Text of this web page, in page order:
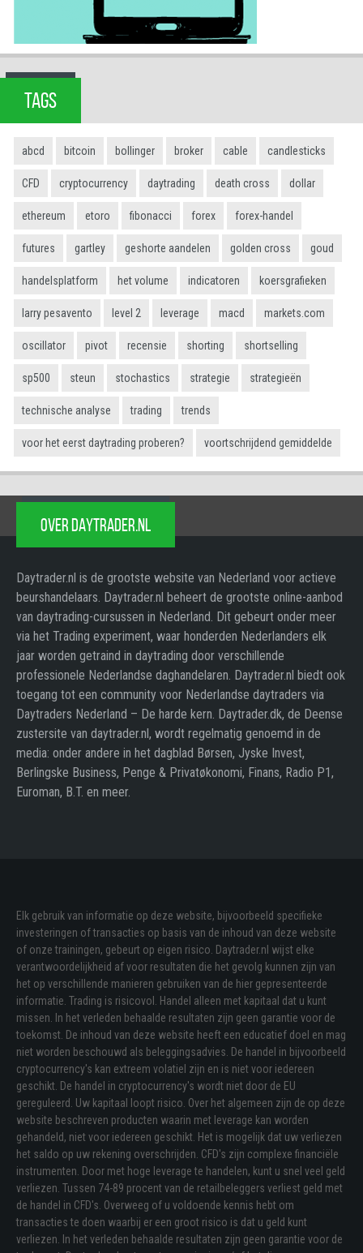
TAGS
abcd bitcoin bollinger broker cable candlesticks
CFD cryptocurrency daytrading death cross dollar
ethereum etoro fibonacci forex forex-handel
futures gartley geshorte aandelen golden cross goud
handelsplatform het volume indicatoren koersgrafieken
larry pesavento level 2 leverage macd markets.com
oscillator pivot recensie shorting shortselling
sp500 steun stochastics strategie strategieën
technische analyse trading trends
voor het eerst daytrading proberen? voortschrijdend gemiddelde
OVER DAYTRADER.NL
Daytrader.nl is de grootste website van Nederland voor actieve
beurshandelaars. Daytrader.nl beheert de grootste online-aanbod
van daytrading-cursussen in Nederland. Dit gebeurt onder meer
via het Trading experiment, waar honderden Nederlanders elk
jaar worden getraind in daytrading door verschillende
professionele Nederlandse daghandelaren. Daytrader.nl biedt ook
toegang tot een community voor Nederlandse daytraders via
Daytraders Nederland – De harde kern. Daytrader.dk, de Deense
zustersite van daytrader.nl, wordt regelmatig genoemd in de
media: onder andere in het dagblad Børsen, Jyske Invest,
Berlingske Business, Penge & Privatøkonomi, Finans, Radio P1,
Euroman, B.T. en meer.
Elk gebruik van informatie op deze website, bijvoorbeeld specifieke
investeringen of transacties op basis van de inhoud van deze website
of onze trainingen, gebeurt op eigen risico. Daytrader.nl wijst elke
verantwoordelijkheid af voor resultaten die het gevolg kunnen zijn van
het op verschillende manieren gebruiken van de hier gepresenteerde
informatie. Trading is risicovol. Handel alleen met kapitaal dat u kunt
missen. In het verleden behaalde resultaten zijn geen garantie voor de
toekomst. De inhoud van deze website heeft een educatief doel en mag
niet worden beschouwd als beleggingsadvies. De handel in bijvoorbeeld
cryptocurrency's kan extreem volatiel zijn en is niet voor iedereen
geschikt. De handel in cryptocurrency's wordt niet door de EU
gereguleerd. Uw kapitaal loopt risico. Over het algemeen zijn de op deze
website beschreven producten waarin met leverage kan worden
gehandeld, niet voor iedereen geschikt. Het is mogelijk dat uw verliezen
het saldo op uw rekening overschrijden. CFD's zijn complexe financiële
instrumenten. Door met hoge leverage te handelen, kunt u snel veel geld
verliezen. Tussen 74-89 procent van de retailbeleggers verliest geld met
de handel in CFD's. Overweeg of u voldoende kennis hebt om
transacties te doen waarbij er een groot risico is dat u geld kunt
verliezen. In het verleden behaalde resultaten zijn geen garantie voor de